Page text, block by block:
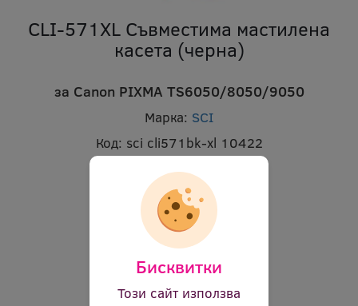
CLI-571XL Съвместима мастилена
касета (черна)
за Canon PIXMA TS6050/8050/9050
Марка: SCI
Код: sci cli571bk-xl 10422
В наличност:
Цена:3.12 € (6.10 лв.)
Бисквитки
Този сайт използва